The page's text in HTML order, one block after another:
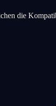
die